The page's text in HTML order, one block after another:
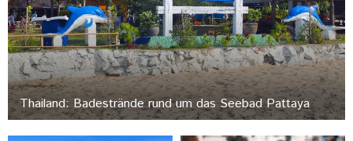
Thailand: Badestrände rund um das Seebad Pattaya